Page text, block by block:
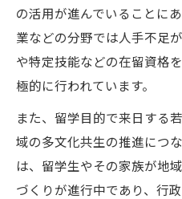
の活用が進んでいることに
業などの分野では人手不足
や特定技能などの在留資格
極的に行われています。
また、留学目的で来日する
域の多文化共生の推進につ
は、留学生やその家族が地
づくりが進行中であり、行